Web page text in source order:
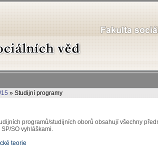
» Studijní programy
programů/studijních oborů obsahují všechny
SO vyhláškami.
teorie